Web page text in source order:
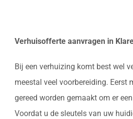
Verhuisofferte aanvragen in
Bij een verhuizing komt best wel
meestal veel voorbereiding. Eerst
gereed worden gemaakt om er
Voordat u de sleutels van uw